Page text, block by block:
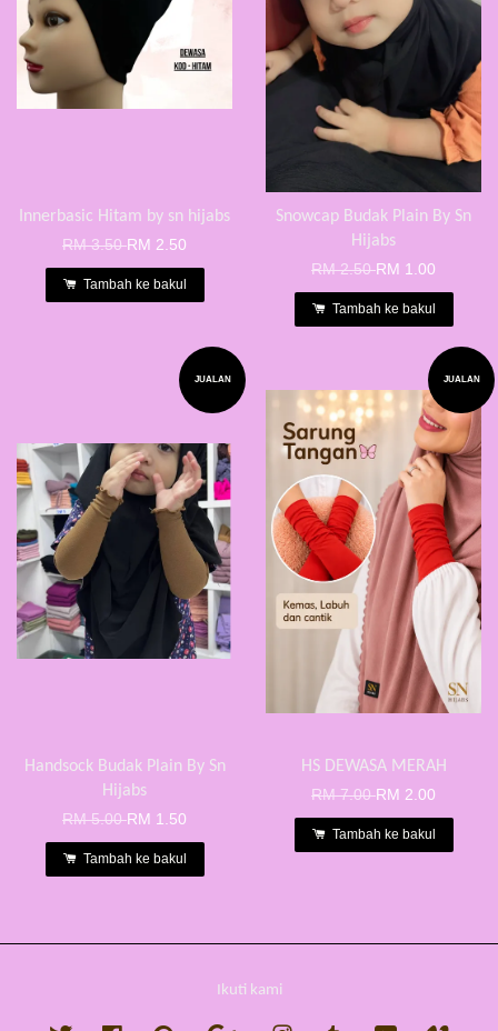
Innerbasic Hitam by sn hijabs
RM 3.50RM 2.50
Tambah ke bakul
Snowcap Budak Plain By Sn
Hijabs
RM 2.50RM 1.00
Tambah ke bakul
JUALAN
Handsock Budak Plain By Sn
Hijabs
RM 5.00RM 1.50
Tambah ke bakul
JUALAN
HS DEWASA MERAH
RM 7.00RM 2.00
Tambah ke bakul
Ikuti kami